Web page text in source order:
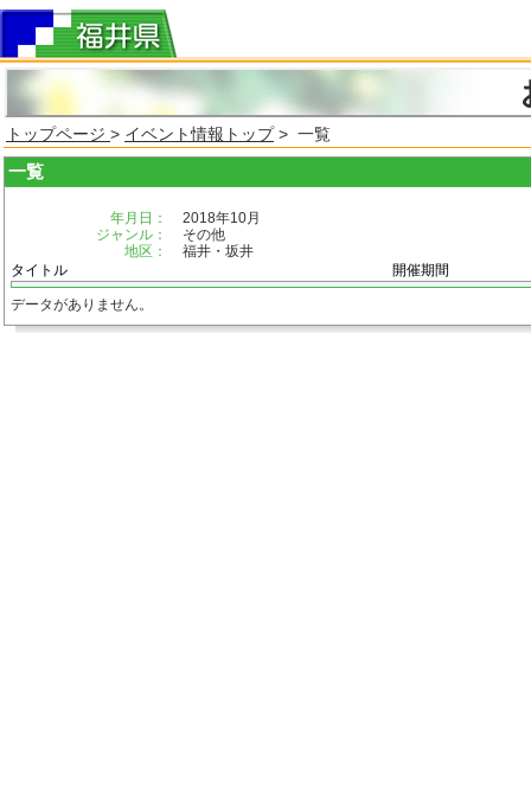
トップページ > イベント情報トップ> 一覧
一覧
年月日：
2018年10月
ジャンル：
その他
地区：
福井・坂井
タイトル
開催期間
データがありません。